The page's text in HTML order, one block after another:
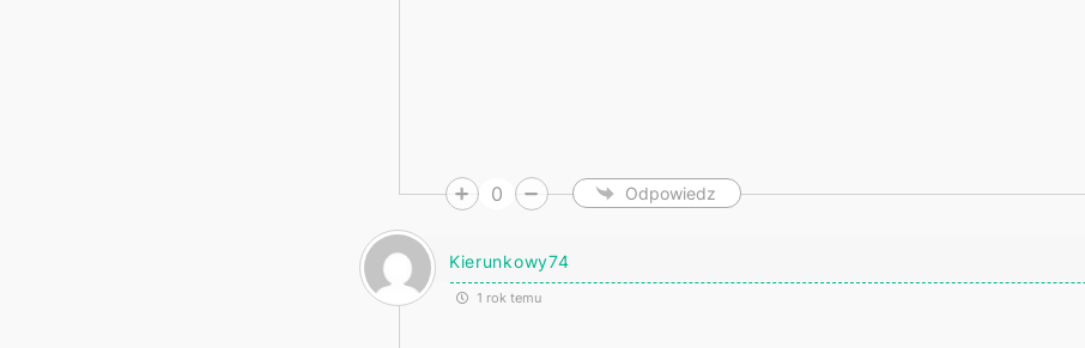
0 Odpowiedz
Kierunkowy74
1 rok temu